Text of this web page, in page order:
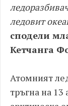
ледовит
сподели
Кетчанга
Атомният
тръгна на